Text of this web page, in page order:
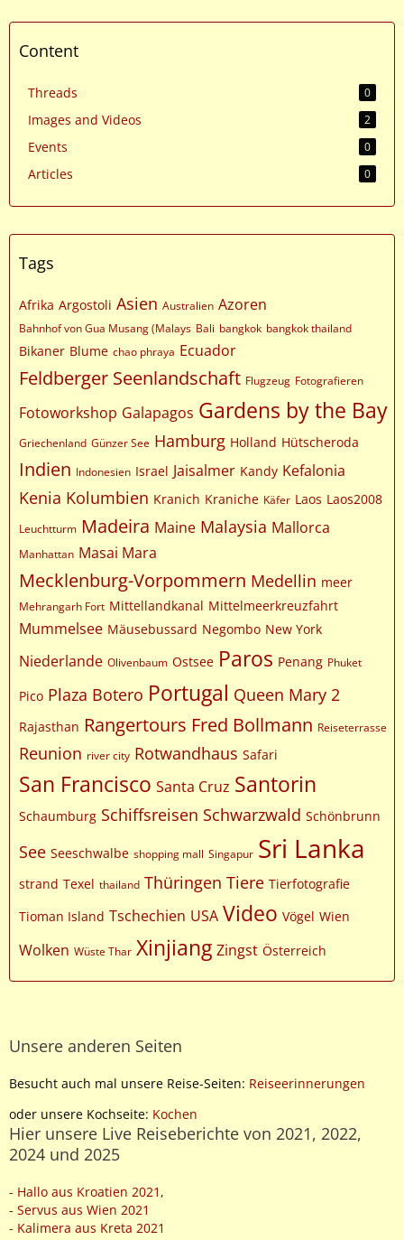
Content
Threads 0
Images and Videos 2
Events 0
Articles 0
Tags
Afrika Argostoli Asien Australien Azoren
Bahnhof von Gua Musang (Malays Bali bangkok bangkok thailand
Bikaner Blume chao phraya Ecuador
Feldberger Seenlandschaft Flugzeug Fotografieren
Fotoworkshop Galapagos Gardens by the Bay
Griechenland Günzer See Hamburg Holland Hütscheroda
Indien Indonesien Israel Jaisalmer Kandy Kefalonia
Kenia Kolumbien Kranich Kraniche Käfer Laos Laos2008
Leuchtturm Madeira Maine Malaysia Mallorca
Manhattan Masai Mara
Mecklenburg-Vorpommern Medellin meer
Mehrangarh Fort Mittellandkanal Mittelmeerkreuzfahrt
Mummelsee Mäusebussard Negombo New York
Niederlande Olivenbaum Ostsee Paros Penang Phuket
Pico Plaza Botero Portugal Queen Mary 2
Rajasthan Rangertours Fred Bollmann Reiseterrasse
Reunion river city Rotwandhaus Safari
San Francisco Santa Cruz Santorin
Schaumburg Schiffsreisen Schwarzwald Schönbrunn
See Seeschwalbe shopping mall Singapur Sri Lanka
strand Texel thailand Thüringen Tiere Tierfotografie
Tioman Island Tschechien USA Video Vögel Wien
Wolken Wüste Thar Xinjiang Zingst Österreich
Unsere anderen Seiten
Besucht auch mal unsere Reise-Seiten: Reiseerinnerungen
oder unsere Kochseite: Kochen
Hier unsere Live Reiseberichte von 2021, 2022,
2024 und 2025
- Hallo aus Kroatien 2021 ,
- Servus aus Wien 2021
- Kalimera aus Kreta 2021